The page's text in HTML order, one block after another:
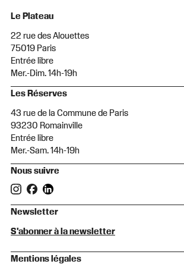
Le Plateau
22 rue des Alouettes
75019 Paris
Entrée libre
Mer.-Dim. 14h-19h
Les Réserves
43 rue de la Commune de Paris
93230 Romainville
Entrée libre
Mer.-Sam. 14h-19h
Nous suivre
Newsletter
S'abonner à la newsletter
Mentions légales